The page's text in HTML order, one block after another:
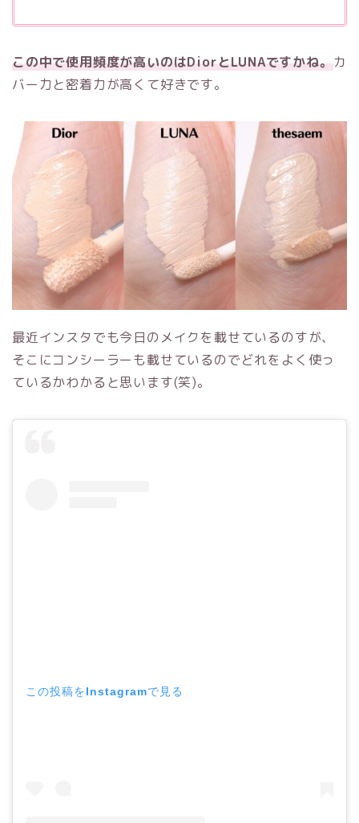
この中で使用頻度が高いのはDiorとLUNAですかね。カ
バー力と密着力が高くて好きです。
最近インスタでも今日のメイクを載せているのすが、
そこにコンシーラーも載せているのでどれをよく使っ
ているかわかると思います(笑)。
この投稿をInstagramで見る